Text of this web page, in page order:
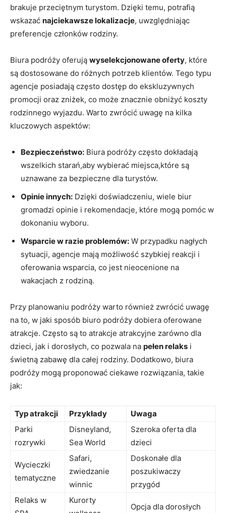
brakuje przeciętnym turystom. Dzięki temu, potrafią
wskazać najciekawsze lokalizacje, uwzględniając
⁤preferencje członków rodziny.
Biura⁢ podróży oferują wyselekcjonowane oferty,⁤ które
są dostosowane do różnych ⁢potrzeb ‌klientów.⁤ Tego⁢ typu
agencje posiadają często dostęp do ekskluzywnych
promocji oraz zniżek, co może znacznie obniżyć koszty
rodzinnego wyjazdu. Warto zwrócić uwagę na kilka
⁢kluczowych aspektów:
Bezpieczeństwo: Biura podróży często dokładają
wszelkich starań,aby wybierać miejsca,które są
uznawane za bezpieczne dla turystów.
Opinie innych: Dzięki doświadczeniu, wiele biur ​
gromadzi opinie i rekomendacje, które ‌mogą pomóc w
dokonaniu wyboru.
Wsparcie w razie problemów: W przypadku nagłych‍
sytuacji, agencje mają możliwość szybkiej reakcji i
oferowania ​wsparcia, co jest nieocenione⁤ na
wakacjach z rodziną.
Przy planowaniu​ podróży warto również zwrócić uwagę
na to, w jaki sposób biuro podróży dobiera oferowane
atrakcje. Często ⁣są to atrakcje atrakcyjne zarówno dla
dzieci, jak⁤ i dorosłych, ⁤co pozwala na pełen ⁢relaks i
świetną⁤ zabawę dla całej rodziny. Dodatkowo,‌ biura
podróży mogą proponować ciekawe rozwiązania,‌ takie ​
jak:
Typ atrakcji Przykłady
Uwaga
Parki
‍rozrywki
Disneyland,⁤
Sea‌ World
Szeroka oferta ⁣dla
dzieci
Wycieczki
tematyczne
Safari,
zwiedzanie
winnic
Doskonałe dla⁣
poszukiwaczy​
przygód
Relaks w
Kurorty
Opcja dla ‍dorosłych